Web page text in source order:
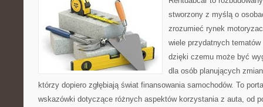
stworzony z myślą o
zrozumieć rynek
wiele przydatnych
dzięki czemu może być
dla osób planujących
którzy dopiero zgłębiają świat finansowania samochodów. To
wskazówki dotyczące różnych aspektów korzystania z auta, od